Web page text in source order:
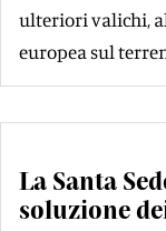
ulteriori valichi,
europea sul
La Santa
soluzione